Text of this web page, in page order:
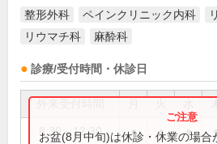
整形外科 ペインクリニック内科
リウマチ科
麻酔科
診療/受付時間・休診日
8:30～12:30 ● ● ● ●
お盆(8月中旬)は休診・休業の場合